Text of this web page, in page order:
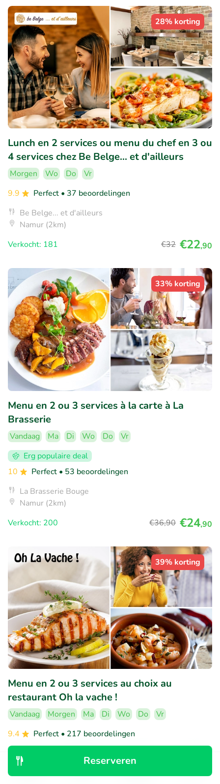
Reserveren
28% korting
Lunch en 2 services ou menu du chef en 3 ou
4 services chez Be Belge... et d'ailleurs
Morgen Wo Do
Vr
9.9
Perfect • 37 beoordelingen
Be Belge... et d'ailleurs
Namur (2km)
Verkocht: 181
€32 €22,90
33% korting
Menu en 2 ou 3 services à la carte à La
Brasserie
Vandaag Ma Di Wo Do
Vr
Erg populaire deal
10
Perfect • 53 beoordelingen
La Brasserie Bouge
Namur (2km)
Verkocht: 200
€36,90 €24,90
39% korting
Menu en 2 ou 3 services au choix au
restaurant Oh la vache !
Vandaag Morgen Ma Di Wo Do
Vr
9.4
Perfect • 217 beoordelingen
Oh la vache !
Namur (3km)